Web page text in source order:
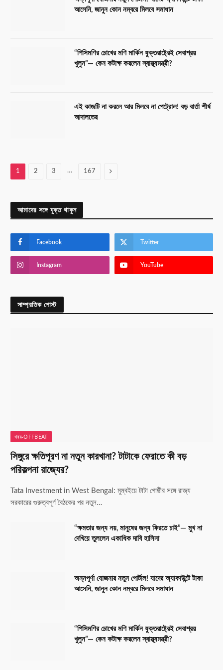
আসেনি, জানুন কোন নম্বরে মিলবে সমাধান
“পিসিমণির চোখের মণি মার্কিন যুক্তরাষ্ট্রেই সেবাশ্রয়
খুলুন”— কেন কটাক্ষ করলেন স্বাস্থ্যমন্ত্রী?
এই কাজটি না করলে আর মিলবে না পেট্রোল! বড় বার্তা শীর্ষ
আদালতের
1 2 3 … 167 Next
আমাদের সঙ্গে যুক্ত থাকুন
Facebook Twitter
Instagram YouTube
সাম্প্রতিক পোস্ট
খবর-OFFBEAT
সিঙ্গুরে ক্ষতিপূরণ না নতুন কারখানা? টাটাকে ফেরাতে কী বড়
পরিকল্পনা রাজ্যের?
Tata Investment in West Bengal: মুম্বইয়ে টাটা গোষ্ঠীর সঙ্গে রাজ্য
সরকারের গুরুত্বপূর্ণ বৈঠকের পর নতুন…
“ক্ষমতার জন্য নয়, মানুষের জন্য ফিরতে চাই”— মুখ না
দেখিয়ে তুললেন একাধিক দাবি হাসিনা
অন্নপূর্ণা যোজনার নতুন পোর্টাল! যাদের অ্যাকাউন্টে টাকা
আসেনি, জানুন কোন নম্বরে মিলবে সমাধান
“পিসিমণির চোখের মণি মার্কিন যুক্তরাষ্ট্রেই সেবাশ্রয়
খুলুন”— কেন কটাক্ষ করলেন স্বাস্থ্যমন্ত্রী?